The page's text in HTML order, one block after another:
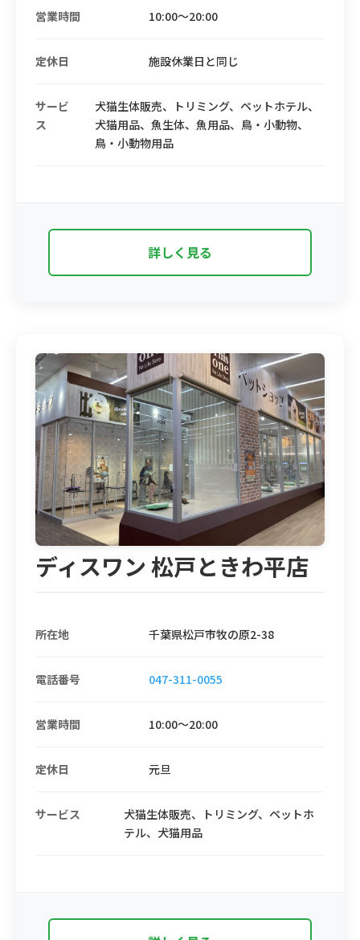
営業時間 10:00〜20:00
定休日 施設休業日と同じ
サービ
ス
犬猫生体販売、トリミング、ペットホテル、
犬猫用品、魚生体、魚用品、鳥・小動物、
鳥・小動物用品
詳しく見る
ディスワン 松戸ときわ平店
所在地 千葉県松戸市牧の原2-38
電話番号 047-311-0055
営業時間 10:00〜20:00
定休日 元旦
サービス
犬猫生体販売、トリミング、ペットホ
テル、犬猫用品